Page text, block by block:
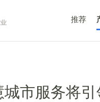
推荐
市服务将